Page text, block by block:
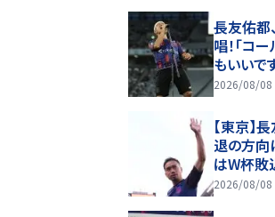
長友佑都
唱！「コ
もいいで
マキも着
2026/08/08
【東京】
退の方向
はW杯敗
2026/08/08